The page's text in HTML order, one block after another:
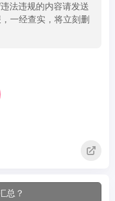
法违规的内容请发送
一经查实，将立刻删
总？